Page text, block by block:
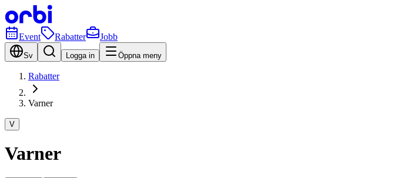
Event Rabatter Jobb
Sv Logga in Öppna meny
Rabatter
Varner
V
Varner